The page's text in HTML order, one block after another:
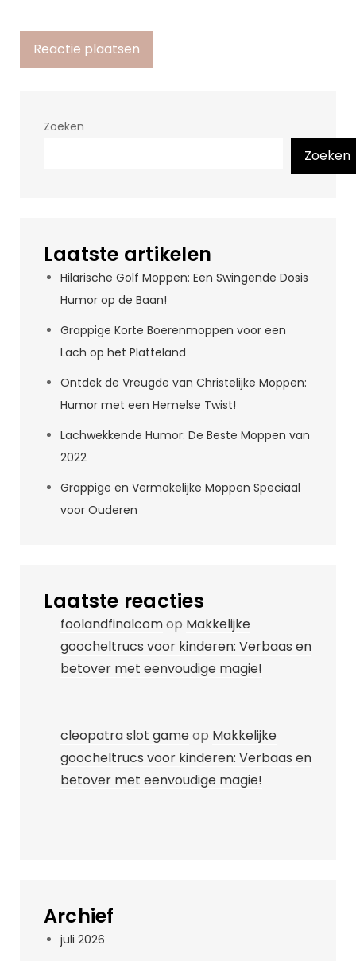
Zoeken
Zoeken
Laatste artikelen
Hilarische Golf Moppen: Een Swingende Dosis
Humor op de Baan!
Grappige Korte Boerenmoppen voor een
Lach op het Platteland
Ontdek de Vreugde van Christelijke Moppen:
Humor met een Hemelse Twist!
Lachwekkende Humor: De Beste Moppen van
2022
Grappige en Vermakelijke Moppen Speciaal
voor Ouderen
Laatste reacties
foolandfinalcomop Makkelijke
goocheltrucs voor kinderen: Verbaas en
betover met eenvoudige magie!
cleopatra slot gameop Makkelijke
goocheltrucs voor kinderen: Verbaas en
betover met eenvoudige magie!
Archief
juli 2026